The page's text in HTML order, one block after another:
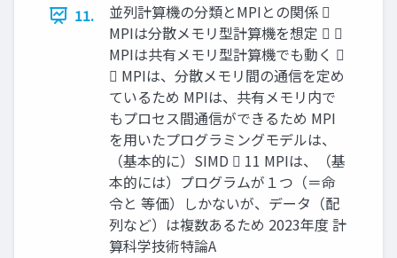
11.
並列計算機の分類とMPIとの関係 
MPIは分散メモリ型計算機を想定  
MPIは共有メモリ型計算機でも動く 
 MPIは、分散メモリ間の通信を定め
ているため MPIは、共有メモリ内で
もプロセス間通信ができるため MPI
を用いたプログラミングモデルは、
（基本的に）SIMD  11 MPIは、（基
本的には）プログラムが１つ（＝命
令と 等価）しかないが、データ（配
列など）は複数あるため 2023年度 計
算科学技術特論A